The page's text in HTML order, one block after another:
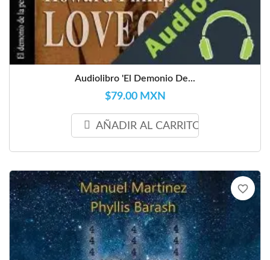
Audiolibro 'El Demonio De...
$79.00 MXN
AÑADIR AL CARRITO
favorite_border